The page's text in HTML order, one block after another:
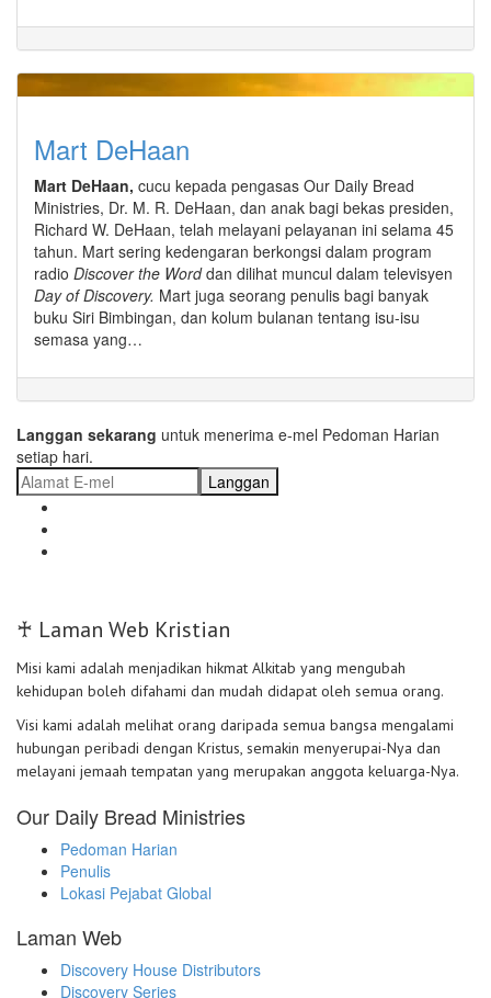
Mart DeHaan
Mart DeHaan, cucu kepada pengasas Our Daily Bread
Ministries, Dr. M. R. DeHaan, dan anak bagi bekas presiden,
Richard W. DeHaan, telah melayani pelayanan ini selama 45
tahun. Mart sering kedengaran berkongsi dalam program
radio Discover the Worddan dilihat muncul dalam televisyen
Day of Discovery. Mart juga seorang penulis bagi banyak
buku Siri Bimbingan, dan kolum bulanan tentang isu-isu
semasa yang…
Langgan sekarang untuk menerima e-mel Pedoman Harian
setiap hari.
Langgan
♰ Laman Web Kristian
Misi kami adalah menjadikan hikmat Alkitab yang mengubah
kehidupan boleh difahami dan mudah didapat oleh semua orang.
Visi kami adalah melihat orang daripada semua bangsa mengalami
hubungan peribadi dengan Kristus, semakin menyerupai-Nya dan
melayani jemaah tempatan yang merupakan anggota keluarga-Nya.
Our Daily Bread Ministries
Pedoman Harian
Penulis
Lokasi Pejabat Global
Laman Web
Discovery House Distributors
Discovery Series